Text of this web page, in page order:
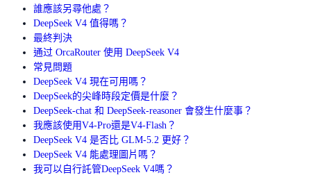
誰應該另尋他處？
DeepSeek V4 值得嗎？
最終判決
通过 OrcaRouter 使用 DeepSeek V4
常見問題
DeepSeek V4 現在可用嗎？
DeepSeek的尖峰時段定價是什麼？
DeepSeek-chat 和 DeepSeek-reasoner 會發生什麼事？
我應該使用V4-Pro還是V4-Flash？
DeepSeek V4 是否比 GLM-5.2 更好？
DeepSeek V4 能處理圖片嗎？
我可以自行託管DeepSeek V4嗎？